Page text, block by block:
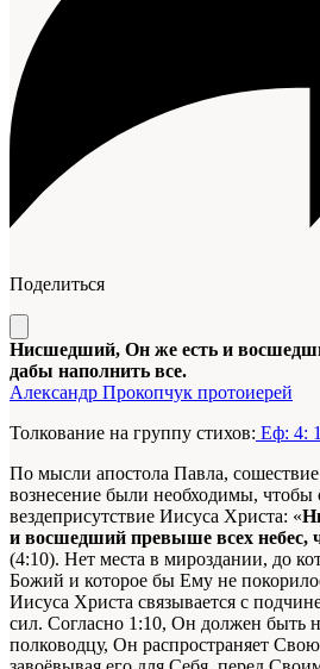
Поделиться
Нисшедший, Он же есть и
дабы наполнить все.
Александр Прокопчук протоиерей
Толкование на группу стихов: Еф: 4:
По мысли апостола Павла,
вознесение были необходимы, чтобы
вездеприсутствие Иисуса Христа: «
и восшедший превыше всех небес,
(4:10). Нет места в мироздании, до
Божий и которое бы Ему не
Иисуса Христа связывается с
сил. Согласно 1:10, Он должен быть
полководцу, Он распространяет